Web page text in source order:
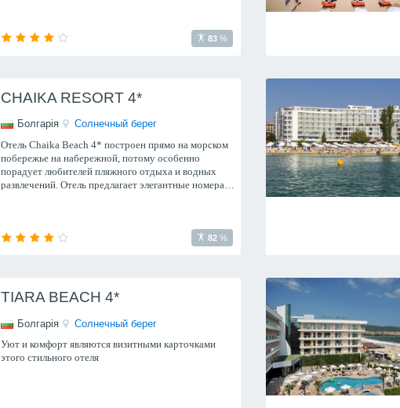
83 %
CHAIKA RESORT 4*
Болгарія
Солнечный берег
Отель Chaika Beach 4* построен прямо на морском
побережье на набережной, потому особенно
порадует любителей пляжного отдыха и водных
развлечений. Отель предлагает элегантные номера и
82 %
TIARA BEACH 4*
Болгарія
Солнечный берег
Уют и комфорт являются визитными карточками
этого стильного отеля